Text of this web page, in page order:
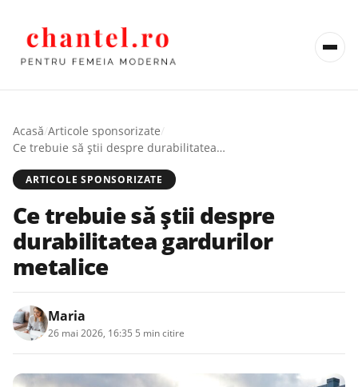
Acasă/Articole sponsorizate/
Ce trebuie să știi despre durabilitatea gardurilor metalice
ARTICOLE SPONSORIZATE
Ce trebuie să știi despre
durabilitatea gardurilor
metalice
Maria
26 mai 2026, 16:35 5 min citire